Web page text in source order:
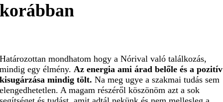
korábban
Határozottan mondhatom hogy a Nórival való találkozás,
mindig egy élmény.Az energia ami árad belőle és a pozitív
kisugárzása mindig tölt. Na meg ugye a szakmai tudás sem
elengedhetetlen. A magam részéről köszönöm azt a sok